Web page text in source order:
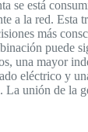
se está
a la red. Esta
más
puede
una mayor
eléctrico y
La unión de la